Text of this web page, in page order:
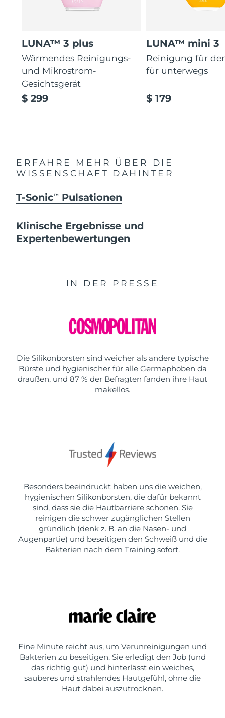
LUNA™ 3 plus
Wärmendes Reinigungs-
und Mikrostrom-
Gesichtsgerät
$ 299
LUNA™ mini 3
Reinigung für
für unterwegs
$ 179
ERFAHRE MEHR ÜBER DIE
WISSENSCHAFT DAHINTER
T-SonicTM Pulsationen
Klinische Ergebnisse und
Expertenbewertungen
IN DER PRESSE
Die Silikonborsten sind weicher als andere typische
Bürste und hygienischer für alle Germaphoben da
draußen, und 87 % der Befragten fanden ihre Haut
makellos.
Besonders beeindruckt haben uns die weichen,
hygienischen Silikonborsten, die dafür bekannt
sind, dass sie die Hautbarriere schonen. Sie
reinigen die schwer zugänglichen Stellen
gründlich (denk z. B. an die Nasen- und
Augenpartie) und beseitigen den Schweiß und die
Bakterien nach dem Training sofort.
Eine Minute reicht aus, um Verunreinigungen und
Bakterien zu beseitigen. Sie erledigt den Job (und
das richtig gut) und hinterlässt ein weiches,
sauberes und strahlendes Hautgefühl, ohne die
Haut dabei auszutrocknen.